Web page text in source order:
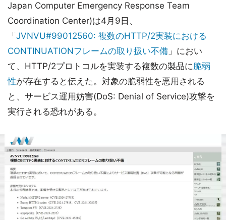
Japan Computer Emergency Response Team
Coordination Center)は4月9日、
「 JVNVU#99012560: 複数のHTTP/2実装における
CONTINUATIONフレームの取り扱い不備 」におい
て、HTTP/2プロトコルを実装する複数の製品に脆弱
性が存在すると伝えた。対象の脆弱性を悪用される
と、サービス運用妨害(DoS: Denial of Service)攻撃を
実行される恐れがある。